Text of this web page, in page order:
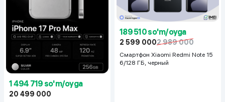
27 кв.м
Freon turi
R32
Energiya samaradorligi klassi
A+
Konditsioner turi
сплит-система
Rangi
Антикоррозионное покрытие
1 494 719 so'm/oyga
20 499 000
189 510 so'm/oyga
2 599 0002 989 000
Смартфон Xiaomi Redmi Note 15
6/128 ГБ, черный